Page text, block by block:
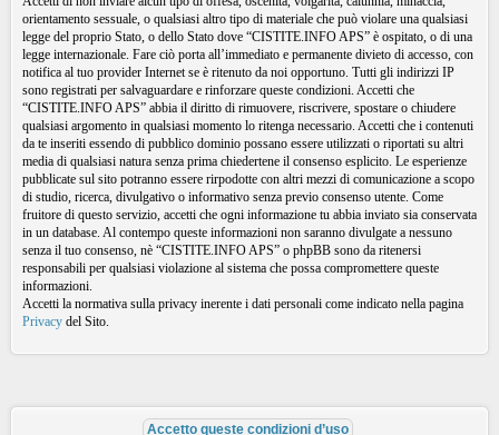
orientamento sessuale, o qualsiasi altro tipo di materiale che può violare una qualsiasi
legge del proprio Stato, o dello Stato dove “CISTITE.INFO APS” è ospitato, o di una
legge internazionale. Fare ciò porta all’immediato e permanente divieto di accesso, con
notifica al tuo provider Internet se è ritenuto da noi opportuno. Tutti gli indirizzi IP
sono registrati per salvaguardare e rinforzare queste condizioni. Accetti che
“CISTITE.INFO APS” abbia il diritto di rimuovere, riscrivere, spostare o chiudere
qualsiasi argomento in qualsiasi momento lo ritenga necessario. Accetti che i contenuti
da te inseriti essendo di pubblico dominio possano essere utilizzati o riportati su altri
media di qualsiasi natura senza prima chiedertene il consenso esplicito. Le esperienze
pubblicate sul sito potranno essere rirpodotte con altri mezzi di comunicazione a scopo
di studio, ricerca, divulgativo o informativo senza previo consenso utente. Come
fruitore di questo servizio, accetti che ogni informazione tu abbia inviato sia conservata
in un database. Al contempo queste informazioni non saranno divulgate a nessuno
senza il tuo consenso, nè “CISTITE.INFO APS” o phpBB sono da ritenersi
responsabili per qualsiasi violazione al sistema che possa compromettere queste
informazioni.
Accetti la normativa sulla privacy inerente i dati personali come indicato nella pagina
Privacy del Sito.